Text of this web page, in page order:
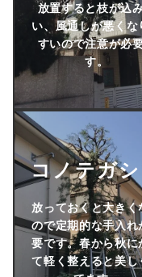
放置すると枝が込
い、風通しが悪くな
すいので注意が必
す。
コノテガシ
放っておくと大きく
ので定期的な手入れ
要です。春から秋に
て軽く整えると美し